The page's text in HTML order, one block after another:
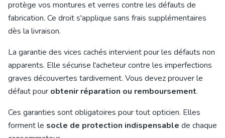
protège vos montures et verres contre les défauts de
fabrication. Ce droit s'applique sans frais supplémentaires
dès la livraison.
La garantie des vices cachés intervient pour les défauts non
apparents. Elle sécurise l'acheteur contre les imperfections
graves découvertes tardivement. Vous devez prouver le
défaut pour obtenir réparation ou remboursement.
Ces garanties sont obligatoires pour tout opticien. Elles
forment le socle de protection indispensable de chaque